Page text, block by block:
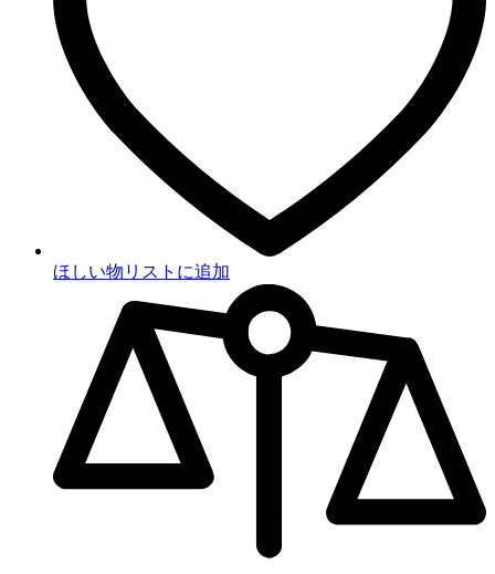
ほしい物リストに追加